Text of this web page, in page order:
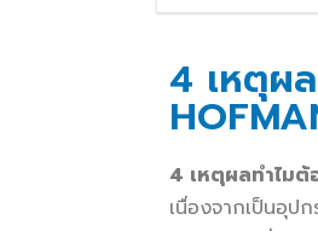
4 เหตุผ
4 เหตุผลทำไม
เนื่องจากเป็นอุป